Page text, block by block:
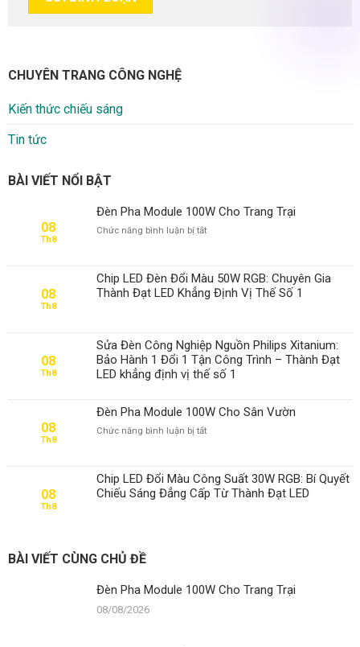
CHUYÊN TRANG CÔNG NGHỆ
Kiến thức chiếu sáng
Tin tức
BÀI VIẾT NỔI BẬT
08
Th8
Đèn Pha Module 100W Cho Trang Trại
Chức năng bình luận bị tắtở
100W
Cho
08
Th8
Chip LED Đèn Đổi Màu 50W RGB: Chuyên Gia
Thành Đạt LED Khẳng Định Vị Thế Số 1
08
Th8
Sửa Đèn Công Nghiệp Nguồn Philips Xitanium:
Bảo Hành 1 Đổi 1 Tận Công Trình – Thành Đạt
LED khẳng định vị thế số 1
08
Th8
Đèn Pha Module 100W Cho Sân Vườn
Chức năng bình luận bị tắtở
100W
Cho
08
Th8
Chip LED Đổi Màu Công Suất 30W RGB: Bí Quyết
Chiếu Sáng Đẳng Cấp Từ Thành Đạt LED
BÀI VIẾT CÙNG CHỦ ĐỀ
Đèn Pha Module 100W Cho Trang Trại
08/08/2026